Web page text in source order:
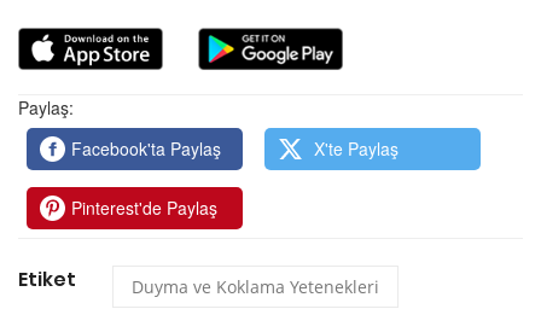
Paylaş:
Facebook'ta Paylaş
X'te Paylaş
Pinterest'de Paylaş
Etiket Duyma ve Koklama Yetenekleri